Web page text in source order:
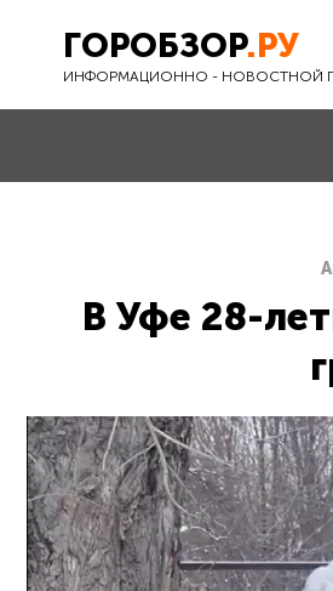
ГОРОБЗОР.РУ
ИНФОРМАЦИОННО - НОВОСТНОЙ
В Уфе 28-